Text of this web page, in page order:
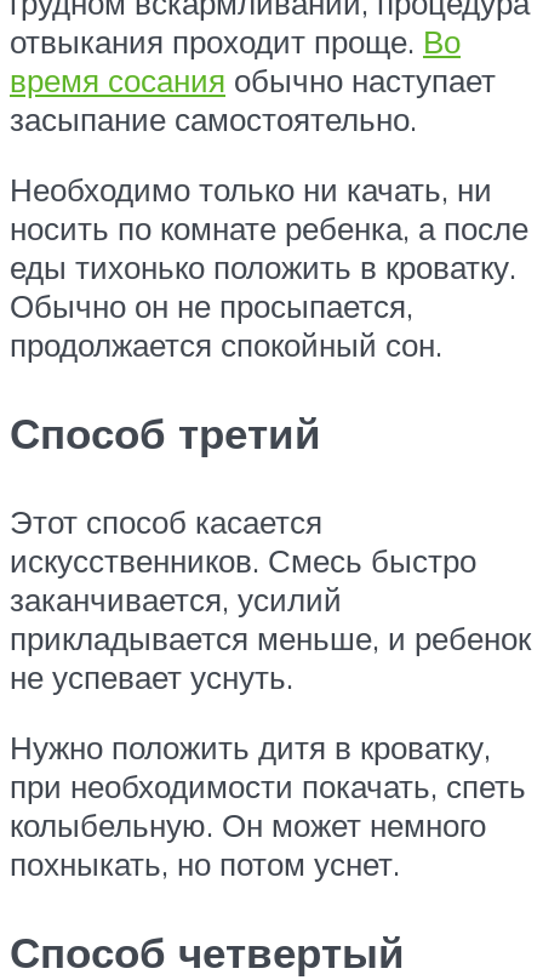
отвыкания проходит проще. Во
время сосания обычно наступает
засыпание самостоятельно.
Необходимо только ни качать, ни
носить по комнате ребенка, а после
еды тихонько положить в кроватку.
Обычно он не просыпается,
продолжается спокойный сон.
Способ третий
Этот способ касается
искусственников. Смесь быстро
заканчивается, усилий
прикладывается меньше, и ребенок
не успевает уснуть.
Нужно положить дитя в кроватку,
при необходимости покачать, спеть
колыбельную. Он может немного
похныкать, но потом уснет.
Способ четвертый